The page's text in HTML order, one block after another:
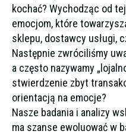
kochać? Wychodząc od
emocjom, które
sklepu, dostawcy usługi,
Następnie zwróciliśmy
a często nazywamy
stwierdzenie zbyt
orientacją na emocje?
Nasze badania i analizy
ma szanse ewoluować w